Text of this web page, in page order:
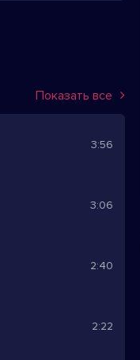
Показать все
3:56
3:06
2:40
2:22